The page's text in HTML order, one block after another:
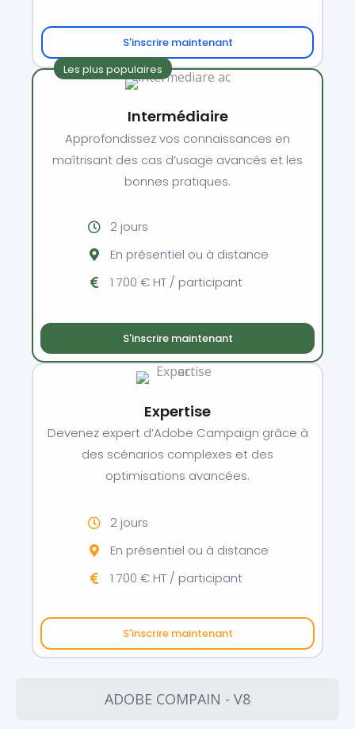
ADOBE COMPAIN - V8
S'inscrire maintenant
Les plus populaires
Intermédiaire
Approfondissez vos connaissances en
maîtrisant des cas d’usage avancés et les
bonnes pratiques.
2 jours
En présentiel ou à distance
1 700 € HT / participant
S'inscrire maintenant
Expertise
Devenez expert d’Adobe Campaign grâce à
des scénarios complexes et des
optimisations avancées.
2 jours
En présentiel ou à distance
1 700 € HT / participant
S'inscrire maintenant